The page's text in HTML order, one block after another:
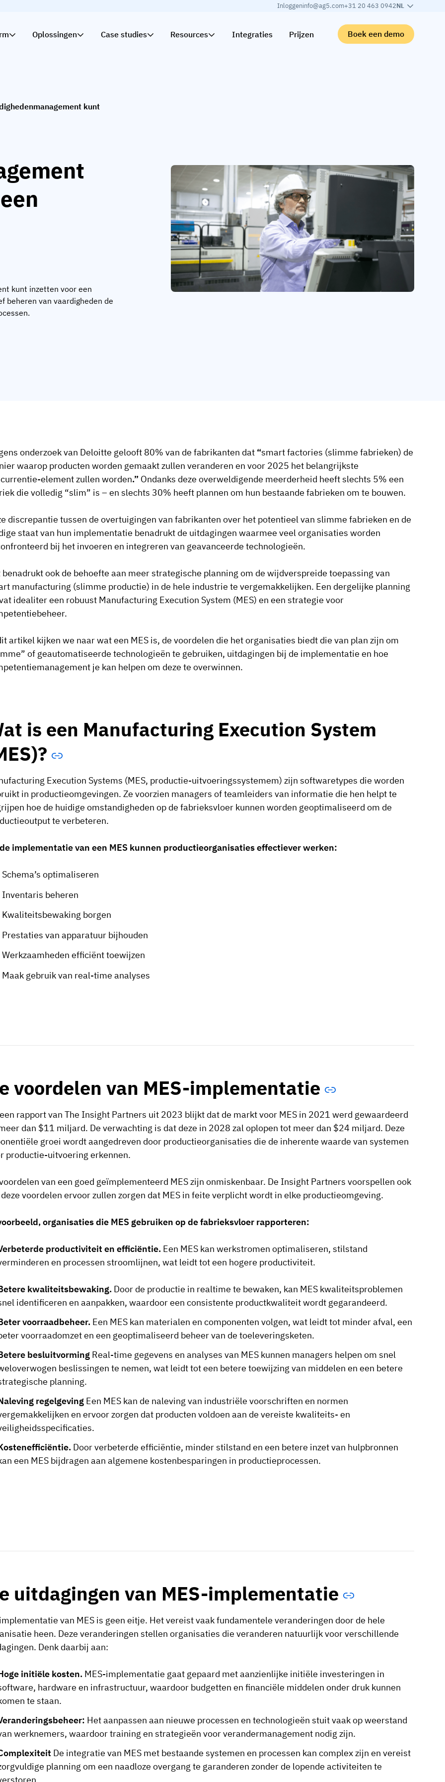
Inloggeninfo@ag5.com+31 20 463 0942NL
Oplossingen Case studies Resources Integraties Prijzen Boek een demo
kunt
kunt inzetten voor een
beheren van vaardigheden de
onderzoek van Deloitte gelooft 80% van de fabrikanten dat “smart factories (slimme fabrieken) de
waarop producten worden gemaakt zullen veranderen en voor 2025 het belangrijkste
element zullen worden.” Ondanks deze overweldigende meerderheid heeft slechts 5% een
die volledig “slim” is – en slechts 30% heeft plannen om hun bestaande fabrieken om te bouwen.
discrepantie tussen de overtuigingen van fabrikanten over het potentieel van slimme fabrieken en de
staat van hun implementatie benadrukt de uitdagingen waarmee veel organisaties worden
bij het invoeren en integreren van geavanceerde technologieën.
benadrukt ook de behoefte aan meer strategische planning om de wijdverspreide toepassing van
manufacturing (slimme productie) in de hele industrie te vergemakkelijken. Een dergelijke planning
idealiter een robuust Manufacturing Execution System (MES) en een strategie voor
artikel kijken we naar wat een MES is, de voordelen die het organisaties biedt die van plan zijn om
of geautomatiseerde technologieën te gebruiken, uitdagingen bij de implementatie en hoe
je kan helpen om deze te overwinnen.
is een Manufacturing Execution System
Execution Systems (MES, productie-uitvoeringssystemem) zijn softwaretypes die worden
in productieomgevingen. Ze voorzien managers of teamleiders van informatie die hen helpt te
hoe de huidige omstandigheden op de fabrieksvloer kunnen worden geoptimaliseerd om de
te verbeteren.
implementatie van een MES kunnen productieorganisaties effectiever werken:
Schema’s optimaliseren
Inventaris beheren
Kwaliteitsbewaking borgen
Prestaties van apparatuur bijhouden
Werkzaamheden efficiënt toewijzen
Maak gebruik van real-time analyses
voordelen van MES-implementatie
rapport van The Insight Partners uit 2023 blijkt dat de markt voor MES in 2021 werd gewaardeerd
dan $11 miljard. De verwachting is dat deze in 2028 zal oplopen tot meer dan $24 miljard. Deze
groei wordt aangedreven door productieorganisaties die de inherente waarde van systemen
productie-uitvoering erkennen.
van een goed geïmplementeerd MES zijn onmiskenbaar. De Insight Partners voorspellen ook
voordelen ervoor zullen zorgen dat MES in feite verplicht wordt in elke productieomgeving.
organisaties die MES gebruiken op de fabrieksvloer rapporteren:
productiviteit en efficiëntie.Een MES kan werkstromen optimaliseren, stilstand
en processen stroomlijnen, wat leidt tot een hogere productiviteit.
kwaliteitsbewaking.Door de productie in realtime te bewaken, kan MES kwaliteitsproblemen
identificeren en aanpakken, waardoor een consistente productkwaliteit wordt gegarandeerd.
voorraadbeheer.Een MES kan materialen en componenten volgen, wat leidt tot minder afval, een
voorraadomzet en een geoptimaliseerd beheer van de toeleveringsketen.
besluitvormingReal-time gegevens en analyses van MES kunnen managers helpen om snel
beslissingen te nemen, wat leidt tot een betere toewijzing van middelen en een betere
planning.
regelgevingEen MES kan de naleving van industriële voorschriften en normen
en ervoor zorgen dat producten voldoen aan de vereiste kwaliteits- en
Door verbeterde efficiëntie, minder stilstand en een betere inzet van hulpbronnen
een MES bijdragen aan algemene kostenbesparingen in productieprocessen.
uitdagingen van MES-implementatie
van MES is geen eitje. Het vereist vaak fundamentele veranderingen door de hele
heen. Deze veranderingen stellen organisaties die veranderen natuurlijk voor verschillende
Denk daarbij aan:
initiële kosten.MES-implementatie gaat gepaard met aanzienlijke initiële investeringen in
hardware en infrastructuur, waardoor budgetten en financiële middelen onder druk kunnen
te staan.
Het aanpassen aan nieuwe processen en technologieën stuit vaak op weerstand
werknemers, waardoor training en strategieën voor verandermanagement nodig zijn.
De integratie van MES met bestaande systemen en processen kan complex zijn en vereist
planning om een naadloze overgang te garanderen zonder de lopende activiteiten te